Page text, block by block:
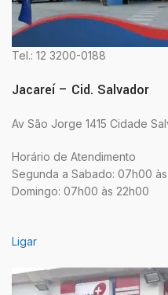
Tel.: 12 3200-0188
Jacareí – Cid. Salvador
Av São Jorge 1415 Cidade
Horário de Atendimento
Segunda a Sabado: 07h00
Domingo: 07h00 às 22h00
Ligar